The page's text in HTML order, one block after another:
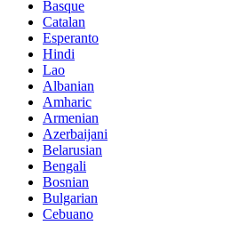
Basque
Catalan
Esperanto
Hindi
Lao
Albanian
Amharic
Armenian
Azerbaijani
Belarusian
Bengali
Bosnian
Bulgarian
Cebuano